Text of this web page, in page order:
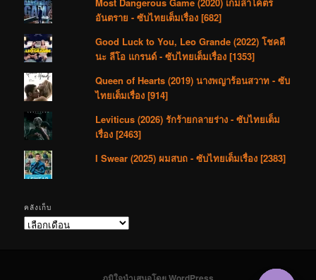
อันตราย - ซับไทยเต็มเรื่อง [682]
Good Luck to You, Leo Grande (2022) โชคดี
นะ ลีโอ แกรนด์ - ซับไทยเต็มเรื่อง [1353]
Queen of Hearts (2019) นางพญาร้อนสวาท - ซับ
ไทยเต็มเรื่อง [914]
Leviticus (2026) รักร้ายกลายร่าง - ซับไทยเต็ม
เรื่อง [2463]
I Swear (2025) ผมสบถ - ซับไทยเต็มเรื่อง [2383]
คลังเก็บ
คลัง